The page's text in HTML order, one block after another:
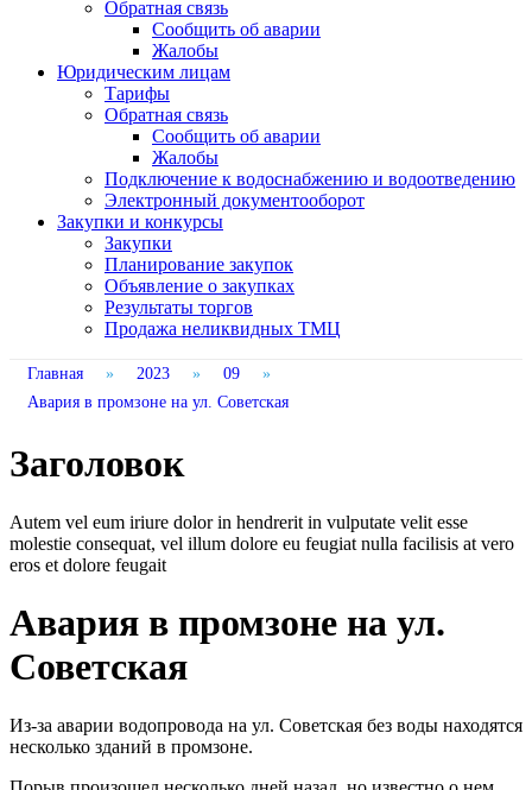
Обратная связь
Сообщить об аварии
Жалобы
Юридическим лицам
Тарифы
Обратная связь
Сообщить об аварии
Жалобы
Подключение к водоснабжению и водоотведению
Электронный документооборот
Закупки и конкурсы
Закупки
Планирование закупок
Объявление о закупках
Результаты торгов
Продажа неликвидных ТМЦ
Главная » 2023 » 09
»
Авария в промзоне на ул. Советская
Заголовок
Autem vel eum iriure dolor in hendrerit in vulputate velit esse
molestie consequat, vel illum dolore eu feugiat nulla facilisis at vero
eros et dolore feugait
Авария в промзоне на ул.
Советская
Из-за аварии водопровода на ул. Советская без воды находятся
несколько зданий в промзоне.